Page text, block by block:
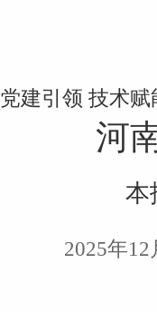
党建引领 技术赋
河
本
2025年12